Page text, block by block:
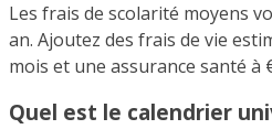
Les frais de scolarité moyens
an. Ajoutez des frais de vie
mois et une assurance santé à
Quel est le calendrier